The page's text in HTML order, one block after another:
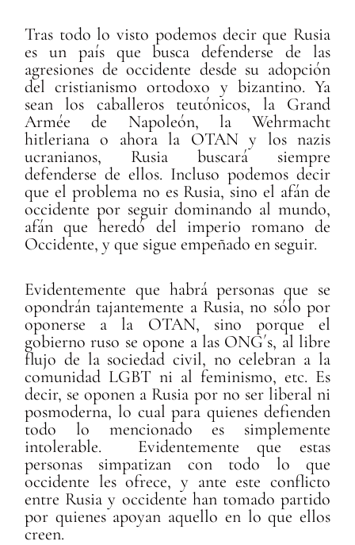
Tras todo lo visto podemos decir que Rusia
es un país que busca defenderse de las
agresiones de occidente desde su adopción
del cristianismo ortodoxo y bizantino. Ya
sean los caballeros teutónicos, la Grand
Armée de Napoleón, la Wehrmacht
hitleriana o ahora la OTAN y los nazis
ucranianos, Rusia buscará siempre
defenderse de ellos. Incluso podemos decir
que el problema no es Rusia, sino el afán de
occidente por seguir dominando al mundo,
afán que heredó del imperio romano de
Occidente, y que sigue empeñado en seguir.
Evidentemente que habrá personas que se
opondrán tajantemente a Rusia, no sólo por
oponerse a la OTAN, sino porque el
gobierno ruso se opone a las ONG´s, al libre
flujo de la sociedad civil, no celebran a la
comunidad LGBT ni al feminismo, etc. Es
decir, se oponen a Rusia por no ser liberal ni
posmoderna, lo cual para quienes defienden
todo lo mencionado es simplemente
intolerable. Evidentemente que estas
personas simpatizan con todo lo que
occidente les ofrece, y ante este conflicto
entre Rusia y occidente han tomado partido
por quienes apoyan aquello en lo que ellos
creen.